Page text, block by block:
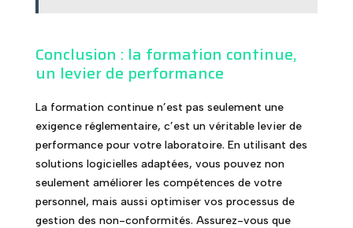
Conclusion : la formation continue,
un levier de performance
La formation continue n’est pas seulement une
exigence réglementaire, c’est un véritable levier de
performance pour votre laboratoire. En utilisant des
solutions logicielles adaptées, vous pouvez non
seulement améliorer les compétences de votre
personnel, mais aussi optimiser vos processus de
gestion des non-conformités. Assurez-vous que